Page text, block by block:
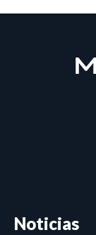
Noticias